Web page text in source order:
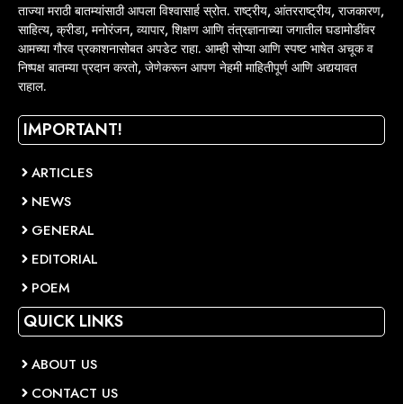
ताज्या मराठी बातम्यांसाठी आपला विश्वासार्ह स्रोत. राष्ट्रीय, आंतरराष्ट्रीय, राजकारण,
साहित्य, क्रीडा, मनोरंजन, व्यापार, शिक्षण आणि तंत्रज्ञानाच्या जगातील घडामोडींवर
आमच्या गौरव प्रकाशनासोबत अपडेट राहा. आम्ही सोप्या आणि स्पष्ट भाषेत अचूक व
निष्पक्ष बातम्या प्रदान करतो, जेणेकरून आपण नेहमी माहितीपूर्ण आणि अद्ययावत
राहाल.
IMPORTANT!
ARTICLES
NEWS
GENERAL
EDITORIAL
POEM
QUICK LINKS
ABOUT US
CONTACT US